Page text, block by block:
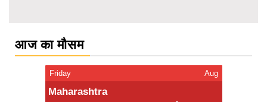
आज का मौसम
Friday Aug
Maharashtra